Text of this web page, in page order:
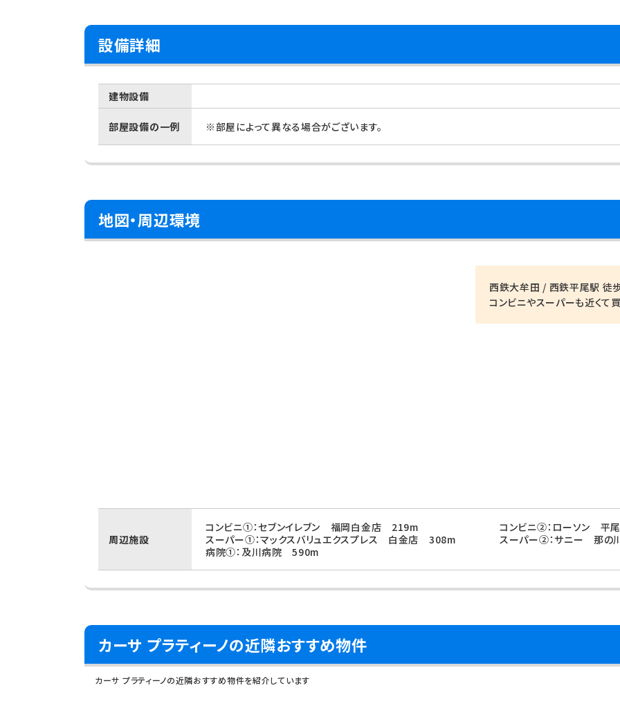
設備詳細
建物設備
部屋設備の一例 ※部屋によって異なる場合がございます。
地図・周辺環境
西鉄大牟田 / 西鉄平尾駅 徒
コンビニやスーパーも近くて
周辺施設
コンビニ①：セブンイレブン 福岡白金店 219m
コンビニ②：ローソン 平
スーパー①：マックスバリュエクスプレス 白金店 308m
スーパー②：サニー 那
病院①：及川病院 590m
カーサ プラティーノの近隣おすすめ物件
カーサ プラティーノの近隣おすすめ物件を紹介しています